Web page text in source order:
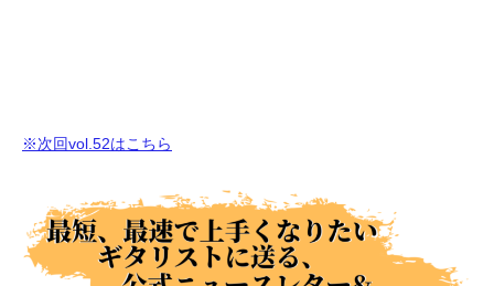
※次回vol.52はこちら